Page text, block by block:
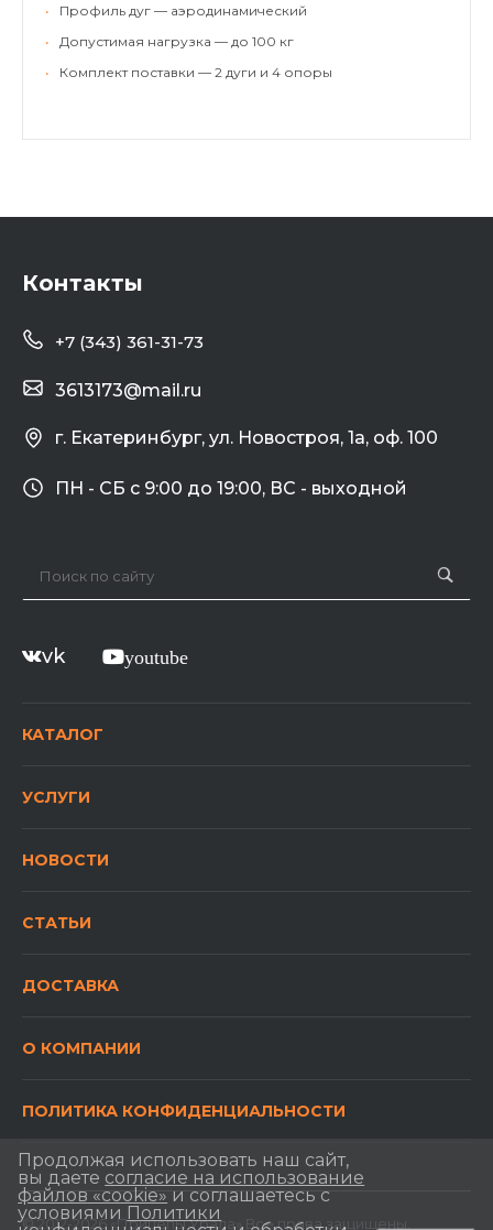
•
Профиль дуг — аэродинамический
•
Допустимая нагрузка — до 100 кг
•
Комплект поставки — 2 дуги и 4 опоры
Контакты
+7 (343) 361-31-73
г. Екатеринбург, ул. Новостроя, 1а, оф. 100
3613173@mail.ru
ПН - СБ с 9:00 до 19:00, ВС - выходной
vk youtube
КАТАЛОГ
УСЛУГИ
НОВОСТИ
СТАТЬИ
ДОСТАВКА
О КОМПАНИИ
ПОЛИТИКА КОНФИДЕНЦИАЛЬНОСТИ
© 2012-2026 «Прицепы Урала» Все права защищены.
Продолжая использовать наш сайт,
вы даете согласие на использование
файлов «cookie» и соглашаетесь с
условиями Политики